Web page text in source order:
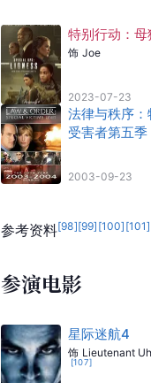
特别行动：母
饰 Joe
2023-07-23
法律与秩序：
受害者第五季
2003-09-23
参考资料[98][99] [100] [101]
参演电影
星际迷航4
饰 Lieutenant
[107]